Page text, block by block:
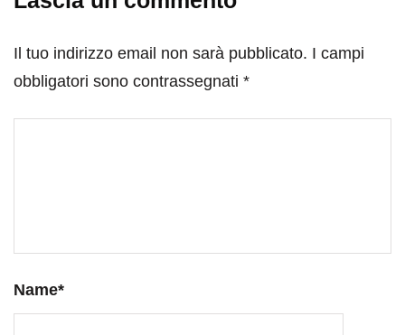
Il tuo indirizzo email non sarà pubblicato. I campi
obbligatori sono contrassegnati *
Name*